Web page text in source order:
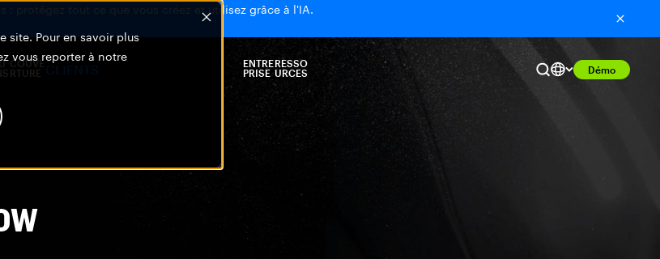
site. Pour en savoir plus
vous reporter à notre
: protégez tout ce que vous créez et utilisez grâce à l'IA.
COUVE
RTURE CLIENTS
ENTRE
PRISE
RESSO
URCES
Démo